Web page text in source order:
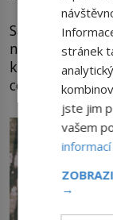
Samozřejmě
nezapomeňte,
kilometrů než
cestou!
stránek
jste jim
vašem
informací
→